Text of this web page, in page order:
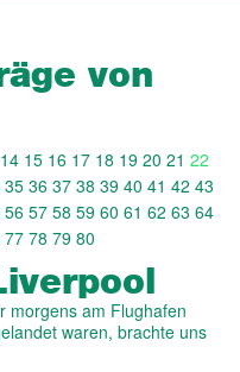
von
14 15 16 17 18 19 20 21 22
35 36 37 38 39 40 41 42 43
56 57 58 59 60 61 62 63 64
77 78 79 80
morgens am Flughafen
waren, brachte uns